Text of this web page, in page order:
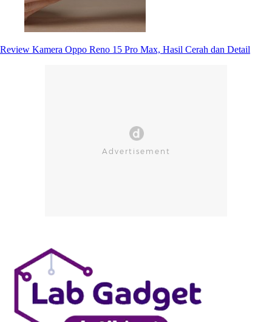
Review Kamera Oppo Reno 15 Pro Max, Hasil Cerah dan Detail